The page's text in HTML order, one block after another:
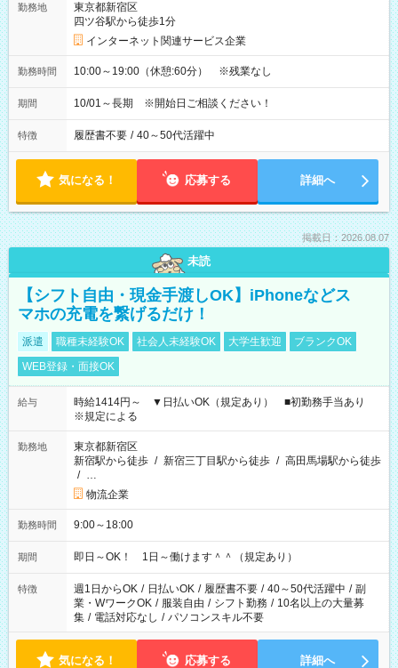
勤務地
東京都新宿区
四ツ谷駅から徒歩1分
インターネット関連サービス企業
勤務時間 10:00～19:00（休憩:60分） ※残業なし
期間 10/01～長期 ※開始日ご相談ください！
特徴 履歴書不要 / 40～50代活躍中
気になる！ 応募する 詳細へ
掲載日：2026.08.07
未読
【シフト自由・現金手渡しOK】iPhoneなどス
マホの充電を繋げるだけ！
派遣 職種未経験OK 社会人未経験OK 大学生歓迎
ブランクOK
WEB登録・面接OK
給与
時給1414円～ ▼日払いOK（規定あり） ■初勤務手当あり
※規定による
勤務地
東京都新宿区
新宿駅から徒歩 / 新宿三丁目駅から徒歩 / 高田馬場駅から徒歩
/ …
物流企業
勤務時間 9:00～18:00
期間 即日～OK！ 1日～働けます＾＾（規定あり）
特徴 週1日からOK / 日払いOK / 履歴書不要 / 40～50代活躍中 / 副
業・WワークOK / 服装自由 / シフト勤務 / 10名以上の大量募
集 / 電話対応なし / パソコンスキル不要
気になる！ 応募する 詳細へ